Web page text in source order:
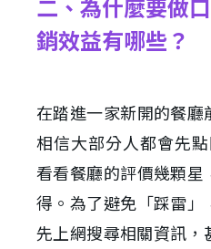
二、為什麼要做
銷效益有哪些？
在踏進一家新開的餐廳
相信大部分人都會先
看看餐廳的評價幾顆
得。為了避免「踩雷
先上網搜尋相關資訊，